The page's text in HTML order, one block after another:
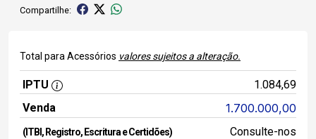
Compartilhe:
Total para Acessórios valores sujeitos a alteração.
IPTU
1.084,69
Venda
1.700.000,00
(ITBI, Registro, Escritura e Certidões) Consulte-nos